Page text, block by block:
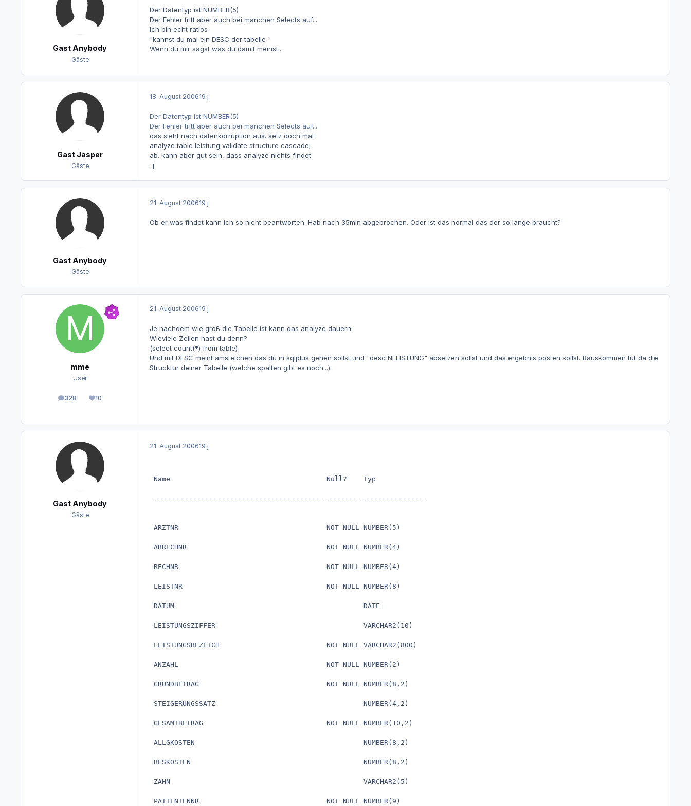
Gast Anybody
Gäste
Der Datentyp ist NUMBER(5)
Der Fehler tritt aber auch bei manchen Selects auf...
Ich bin echt ratlos
"kannst du mal ein DESC der tabelle "
Wenn du mir sagst was du damit meinst...
Gast Jasper
Gäste
18. August 200619 j
Der Datentyp ist NUMBER(5)
Der Fehler tritt aber auch bei manchen Selects auf...
das sieht nach datenkorruption aus. setz doch mal
analyze table leistung validate structure cascade;
ab. kann aber gut sein, dass analyze nichts findet.
-j
Gast Anybody
Gäste
21. August 200619 j
Ob er was findet kann ich so nicht beantworten. Hab nach 35min abgebrochen. Oder ist das normal das der so lange braucht?
mme
User
328
Beiträge 10
Reputation
21. August 200619 j
Je nachdem wie groß die Tabelle ist kann das analyze dauern:
Wieviele Zeilen hast du denn?
(select count(*) from table)
Und mit DESC meint amstelchen das du in sqlplus gehen sollst und "desc NLEISTUNG" absetzen sollst und das ergebnis posten sollst. Rauskommen tut da die
Strucktur deiner Tabelle (welche spalten gibt es noch...).
Gast Anybody
Gäste
21. August 200619 j
Name                                      Null?    Typ
----------------------------------------- -------- ---------------
ARZTNR                                    NOT NULL NUMBER(5)
ABRECHNR                                  NOT NULL NUMBER(4)
RECHNR                                    NOT NULL NUMBER(4)
LEISTNR                                   NOT NULL NUMBER(8)
DATUM                                              DATE
LEISTUNGSZIFFER                                    VARCHAR2(10)
LEISTUNGSBEZEICH                          NOT NULL VARCHAR2(800)
ANZAHL                                    NOT NULL NUMBER(2)
GRUNDBETRAG                               NOT NULL NUMBER(8,2)
STEIGERUNGSSATZ                                    NUMBER(4,2)
GESAMTBETRAG                              NOT NULL NUMBER(10,2)
ALLGKOSTEN                                         NUMBER(8,2)
BESKOSTEN                                          NUMBER(8,2)
ZAHN                                               VARCHAR2(5)
PATIENTENNR                               NOT NULL NUMBER(9)